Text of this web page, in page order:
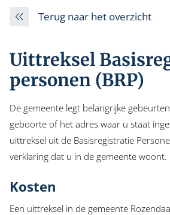
Terug naar het overzicht
Uittreksel
personen (BRP)
De gemeente legt belangrijke
geboorte of het adres waar u staat
uittreksel uit de Basisregistratie
verklaring dat u in de gemeente woont.
Kosten
Een uittreksel in de gemeente